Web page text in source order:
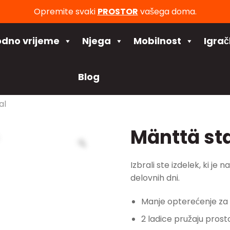
Opremite svaki PROSTOR vašega doma.
vrijeme Njega Mobilnost
Blog
Mänttä
Izbrali ste izdelek, ki je
delovnih dni.
Manje opterećenje za
2 ladice pružaju